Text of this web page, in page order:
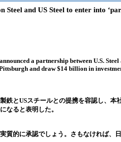
Steel and US Steel to enter into
a partnership between U.S.
and draw $14 billion in
鉄とUSスチールとの提携を容認し、
なると表明した。
質的に承認でしょう。さもなければ、